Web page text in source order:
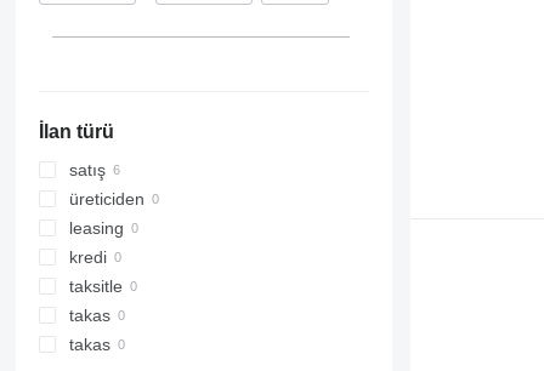
324
325
326
329
330
336
340
345
İlan türü
satış
üreticiden
leasing
kredi
taksitle
takas
takas